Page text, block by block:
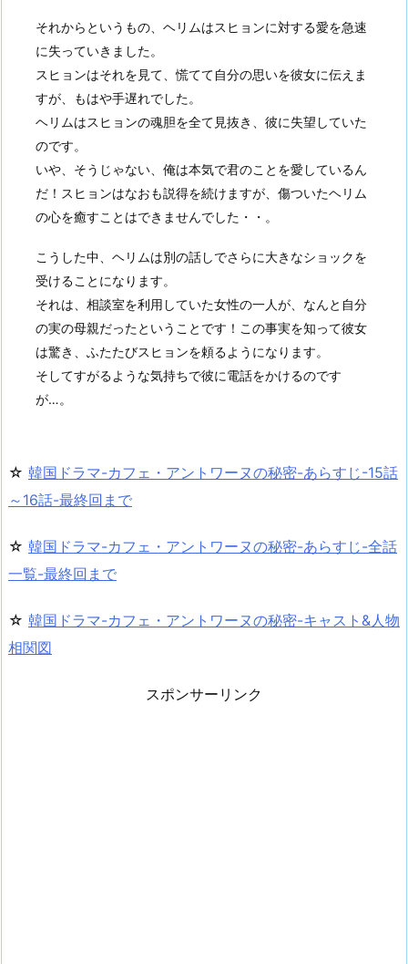
それからというもの、ヘリムはスヒョンに対する愛を急速
に失っていきました。
スヒョンはそれを見て、慌てて自分の思いを彼女に伝えま
すが、もはや手遅れでした。
ヘリムはスヒョンの魂胆を全て見抜き、彼に失望していた
のです。
いや、そうじゃない、俺は本気で君のことを愛しているん
だ！スヒョンはなおも説得を続けますが、傷ついたヘリム
の心を癒すことはできませんでした・・。
こうした中、ヘリムは別の話しでさらに大きなショックを
受けることになります。
それは、相談室を利用していた女性の一人が、なんと自分
の実の母親だったということです！この事実を知って彼女
は驚き、ふたたびスヒョンを頼るようになります。
そしてすがるような気持ちで彼に電話をかけるのです
が…。
☆ 韓国ドラマ-カフェ・アントワーヌの秘密-あらすじ-15話
～16話-最終回まで
☆ 韓国ドラマ-カフェ・アントワーヌの秘密-あらすじ-全話
一覧-最終回まで
☆ 韓国ドラマ-カフェ・アントワーヌの秘密-キャスト&人物
相関図
スポンサーリンク